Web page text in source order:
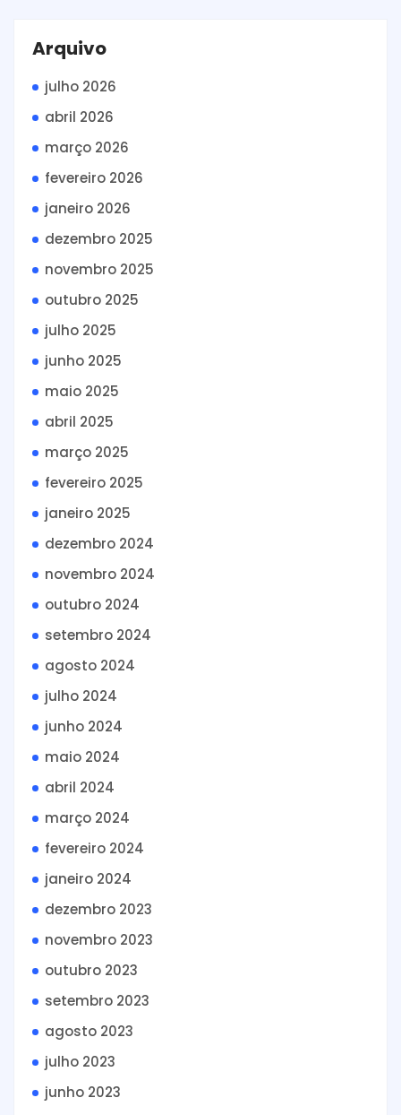
Arquivo
julho 2026
abril 2026
março 2026
fevereiro 2026
janeiro 2026
dezembro 2025
novembro 2025
outubro 2025
julho 2025
junho 2025
maio 2025
abril 2025
março 2025
fevereiro 2025
janeiro 2025
dezembro 2024
novembro 2024
outubro 2024
setembro 2024
agosto 2024
julho 2024
junho 2024
maio 2024
abril 2024
março 2024
fevereiro 2024
janeiro 2024
dezembro 2023
novembro 2023
outubro 2023
setembro 2023
agosto 2023
julho 2023
junho 2023